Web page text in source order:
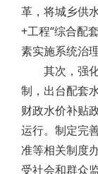
革，将城乡供
+工程“综合配
素实施系统治
其次，强化
制，出台配套
财政水价补贴
运行。制定完
准等相关制度
受社会和群众